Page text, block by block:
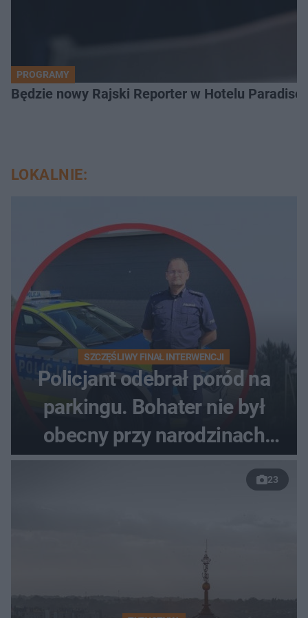
PROGRAMY
Będzie nowy Rajski Reporter w Hotelu
LOKALNIE:
SZCZĘŚLIWY FINAŁ INTERWENCJI
Policjant odebrał poród na
parkingu. Bohater nie był
obecny przy narodzinach
23